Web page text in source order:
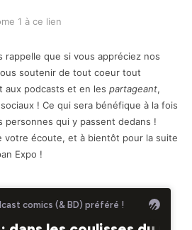
1 à ce lien
rappelle que si vous appréciez nos
soutenir de tout coeur tout
aux podcasts et en les partageant,
! Ce qui sera bénéfique à la fois
personnes qui y passent dedans !
votre écoute, et à bientôt pour la suite
Expo !